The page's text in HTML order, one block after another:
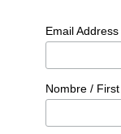
Email Address
Nombre /